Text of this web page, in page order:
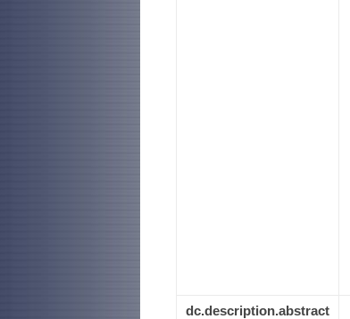
dc.description.abstract